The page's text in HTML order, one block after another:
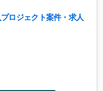
ロジェクト案件・求人